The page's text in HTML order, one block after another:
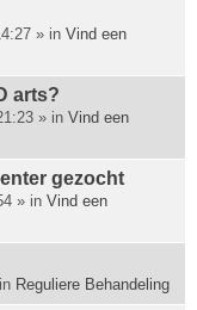
» in Vind een
arts?
» in Vind een
gezocht
» in Vind een
Reguliere Behandeling